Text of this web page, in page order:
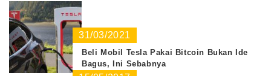
31/03/2021
Beli Mobil Tesla Pakai Bitcoin Bukan Ide
Bagus, Ini Sebabnya